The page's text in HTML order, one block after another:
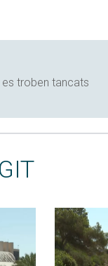
troben tancats